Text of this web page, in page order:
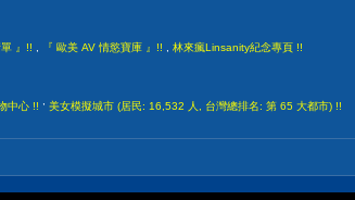
』!! 『 歐美 AV 情慾寶庫 』!!
林來瘋Linsanity紀念專頁 !!
中心 !! , 美女模擬城市 (居民: 16,532 人, 台灣總排名: 第 65 大都市) !!